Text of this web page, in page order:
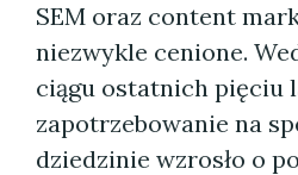
SEM oraz content
niezwykle cenione.
ciągu ostatnich pięciu
zapotrzebowanie na
dziedzinie wzrosło o